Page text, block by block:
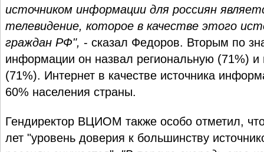
источником информации для россиян
телевидение, которое в качестве этого
граждан РФ", - сказал Федоров. Вторым по
информации он назвал региональную (71%) и
(71%). Интернет в качестве источника
60% населения страны.
Гендиректор ВЦИОМ также особо отметил,
лет "уровень доверия к большинству